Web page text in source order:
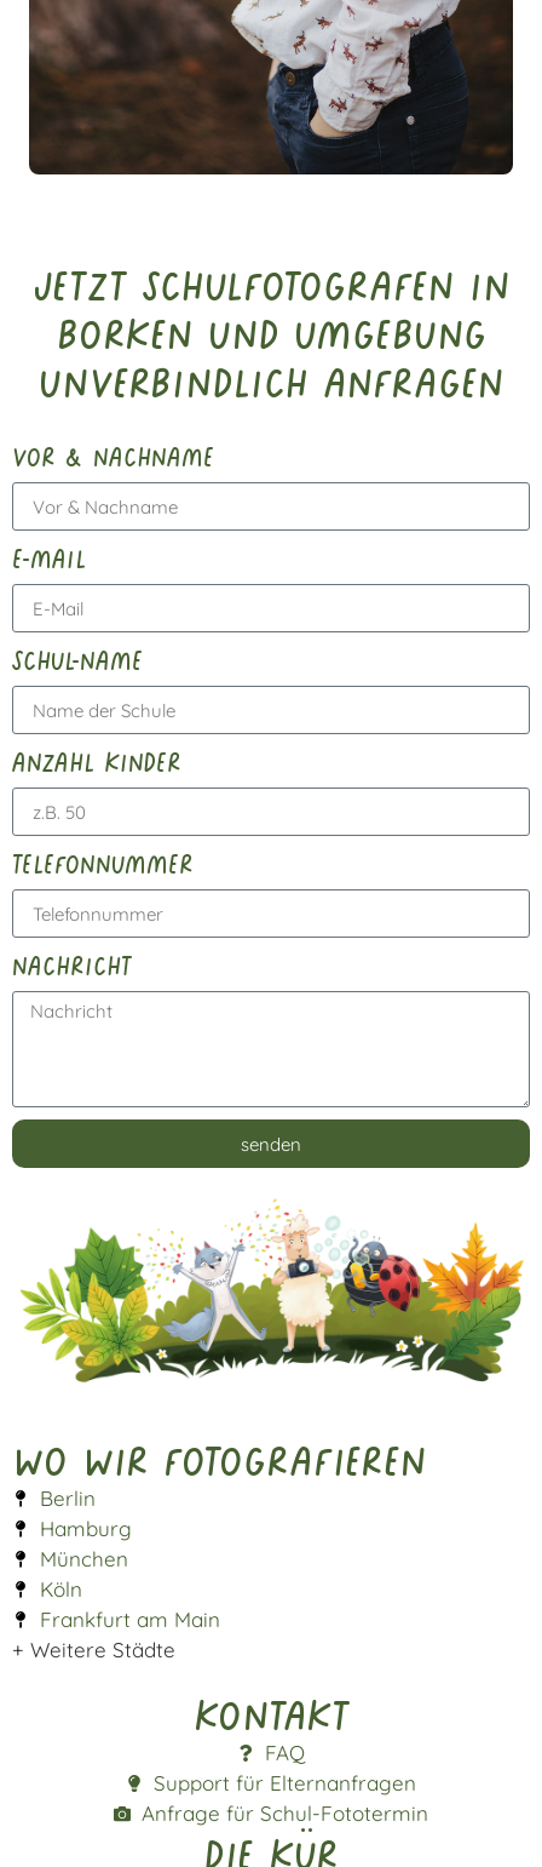
Jetzt Schulfotografen in
Borken und Umgebung
unverbindlich anfragen
vor & nachname
e-mail
schul-name
anzahl kinder
telefonnummer
nachricht
senden
Wo wir fotografieren
Berlin
Hamburg
München
Köln
Frankfurt am Main
+ Weitere Städte
Kontakt
FAQ
Support für Elternanfragen
Anfrage für Schul-Fototermin
die kür